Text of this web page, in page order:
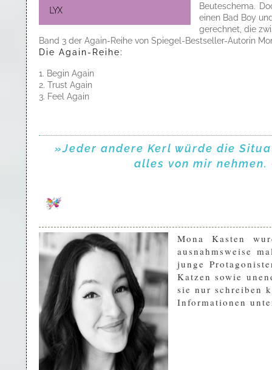
Beuteschema.
einen Bad Boy
gerechnet, die
Band 3 der Again-Reihe von Spiegel-Bestseller-Autorin
Die Again-Reihe:
1. Begin Again
2. Trust Again
3. Feel Again
»Jeder andere Kerl würde die
alles von mir
Mona Kasten
ausnahmsweise
junge
Katzen sowie
sie nur schreiben
Informationen